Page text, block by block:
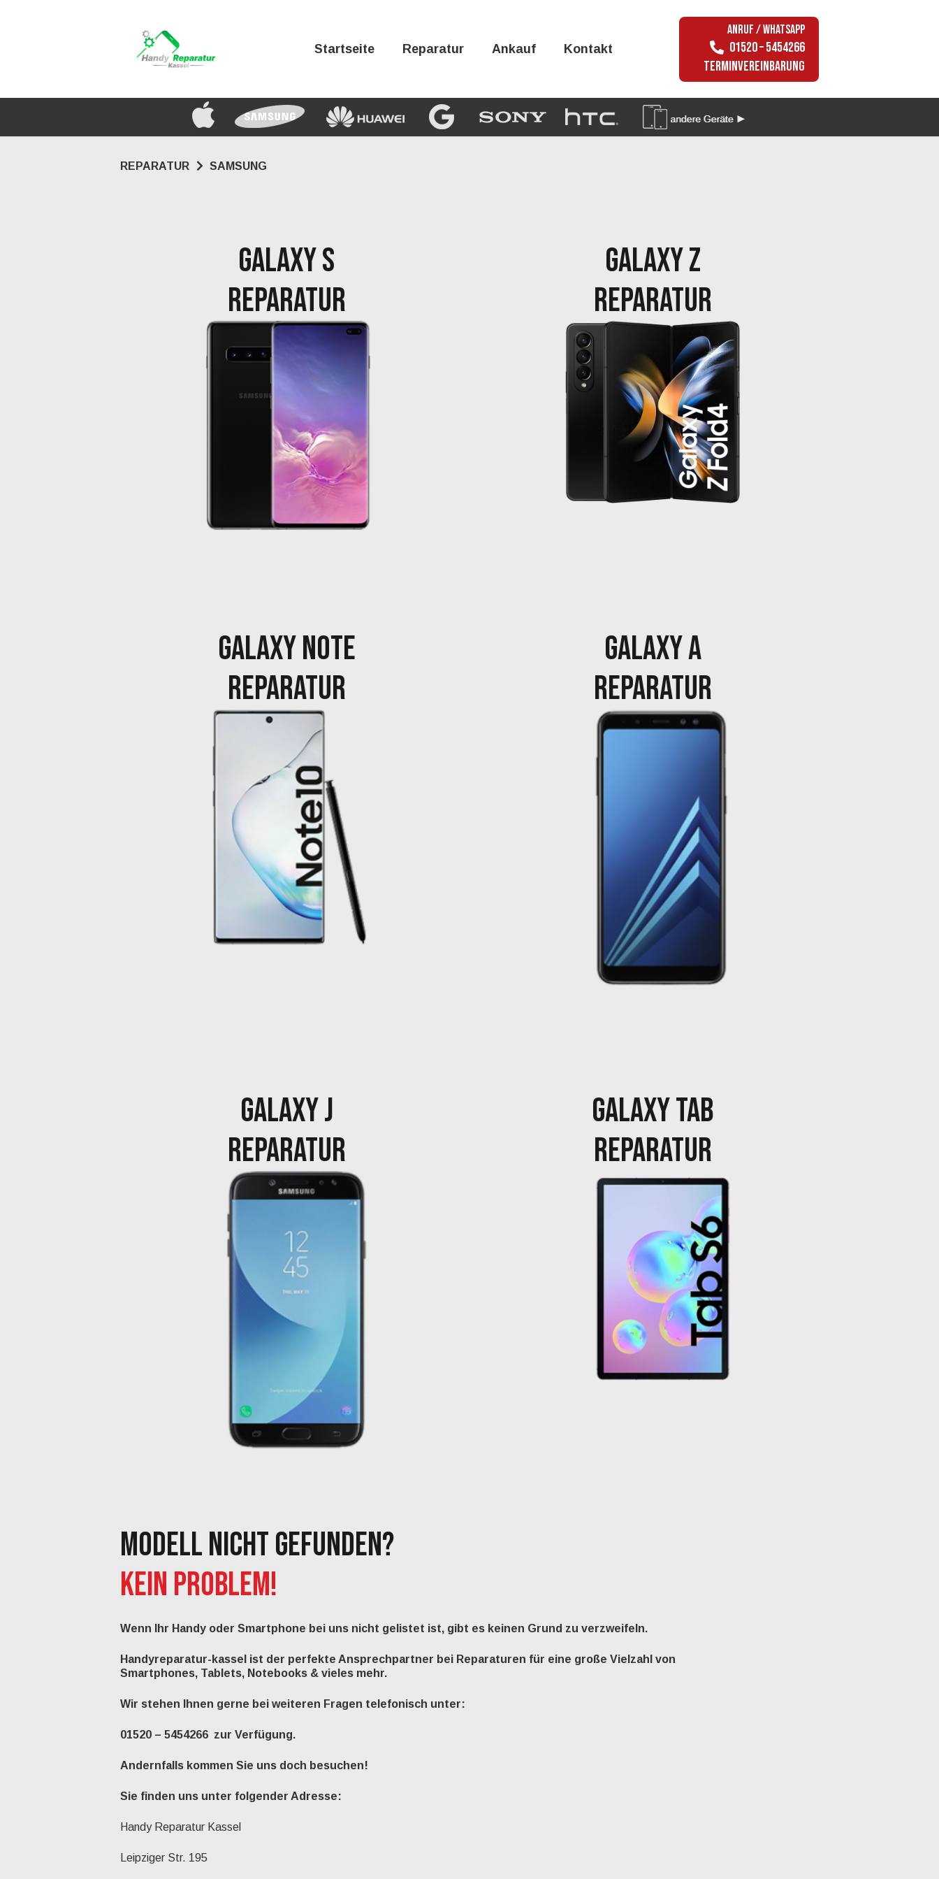
Startseite Reparatur Ankauf Kontakt
Anruf / WhatsApp
01520 – 5454266
Terminvereinbarung
REPARATUR SAMSUNG
GALAXY S
REPARATUR
GALAXY Z
REPARATUR
GALAXY NOTE
REPARATUR
GALAXY A
REPARATUR
GALAXY J
REPARATUR
GALAXY TAB
REPARATUR
MODELL NICHT GEFUNDEN?
KEIN PROBLEM!
Wenn Ihr Handy oder Smartphone bei uns nicht gelistet ist, gibt es keinen Grund zu verzweifeln.
Handyreparatur-kassel ist der perfekte Ansprechpartner bei Reparaturen für eine große Vielzahl von
Smartphones, Tablets, Notebooks & vieles mehr.
Wir stehen Ihnen gerne bei weiteren Fragen telefonisch unter:
01520 – 5454266 zur Verfügung.
Andernfalls kommen Sie uns doch besuchen!
Sie finden uns unter folgender Adresse:
Handy Reparatur Kassel
Leipziger Str. 195